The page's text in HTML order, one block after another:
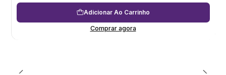
Adicionar Ao Carrinho
Comprar agora